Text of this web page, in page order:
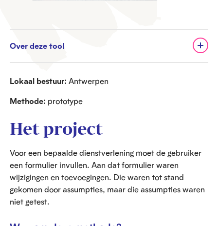
Over deze tool
Lokaal bestuur: Antwerpen
Methode: prototype
Het project
Voor een bepaalde dienstverlening moet de gebruiker
een formulier invullen. Aan dat formulier waren
wijzigingen en toevoegingen. Die waren tot stand
gekomen door assumpties, maar die assumpties waren
niet getest.